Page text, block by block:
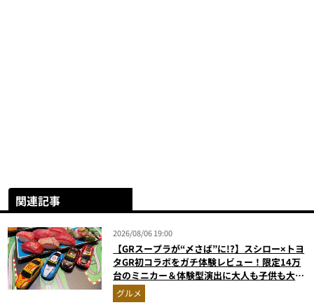
関連記事
2026/08/06 19:00
【GRスープラが“〆さば”に!?】スシロー×トヨ
タGR初コラボをガチ体験レビュー！限定14万
台のミニカー＆体験型演出に大人も子供も大興
奮間違いなし
グルメ